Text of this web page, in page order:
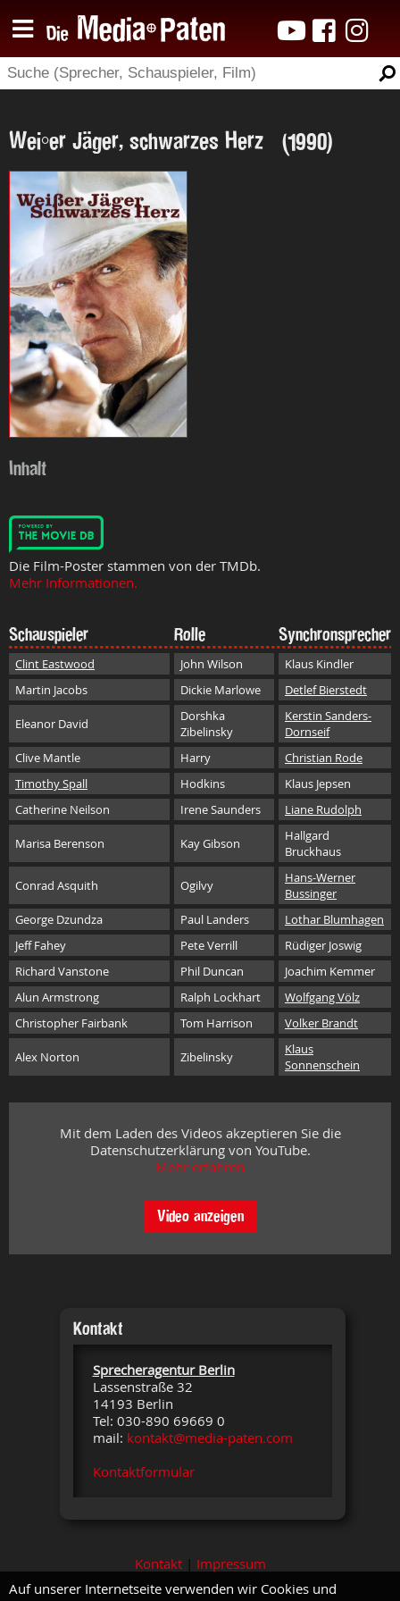
Weißer Jäger, schwarzes Herz (1990)
Inhalt
Die Film-Poster stammen von der TMDb.
Mehr Informationen.
Schauspieler Rolle Synchronsprecher
Clint Eastwood John Wilson
Klaus Kindler
Martin Jacobs
Dickie Marlowe Detlef Bierstedt
Eleanor David
Dorshka
Zibelinsky
Kerstin Sanders-
Dornseif
Clive Mantle
Harry
Christian Rode
Timothy Spall
Hodkins
Klaus Jepsen
Catherine Neilson
Irene Saunders Liane Rudolph
Marisa Berenson Kay Gibson
Hallgard
Bruckhaus
Conrad Asquith Ogilvy
Hans-Werner
Bussinger
George Dzundza
Paul Landers
Lothar Blumhagen
Jeff Fahey
Pete Verrill
Rüdiger Joswig
Richard Vanstone
Phil Duncan
Joachim Kemmer
Alun Armstrong
Ralph Lockhart
Wolfgang Völz
Christopher Fairbank
Tom Harrison Volker Brandt
Alex Norton Zibelinsky
Klaus
Sonnenschein
Mit dem Laden des Videos akzeptieren Sie die
Datenschutzerklärung von YouTube.
Mehr erfahren
Video anzeigen
Kontakt
Sprecheragentur Berlin
Lassenstraße 32
14193 Berlin
Tel: 030-890 69669 0
mail: kontakt@media-paten.com
Kontaktformular
Kontakt| Impressum
Auf unserer Internetseite verwenden wir Cookies und